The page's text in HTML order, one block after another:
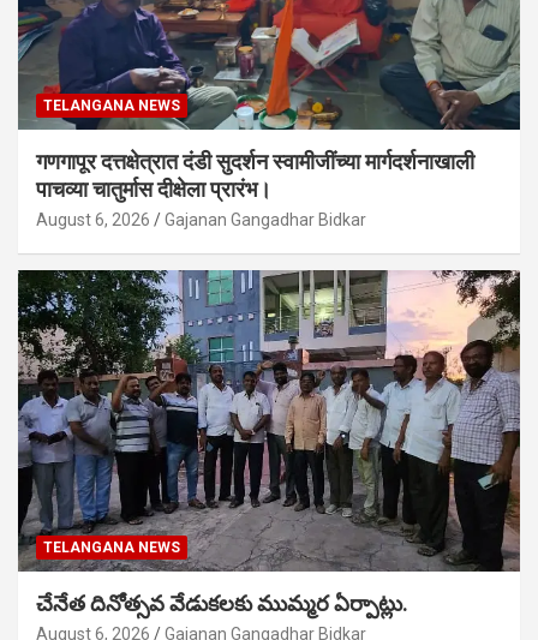
TELANGANA NEWS
गणगापूर दत्तक्षेत्रात दंडी सुदर्शन स्वामीजींच्या मार्गदर्शनाखाली
पाचव्या चातुर्मास दीक्षेला प्रारंभ।
August 6, 2026 Gajanan Gangadhar Bidkar
TELANGANA NEWS
చేనేత దినోత్సవ వేడుకలకు ముమ్మర ఏర్పాట్లు.
August 6, 2026 Gajanan Gangadhar Bidkar